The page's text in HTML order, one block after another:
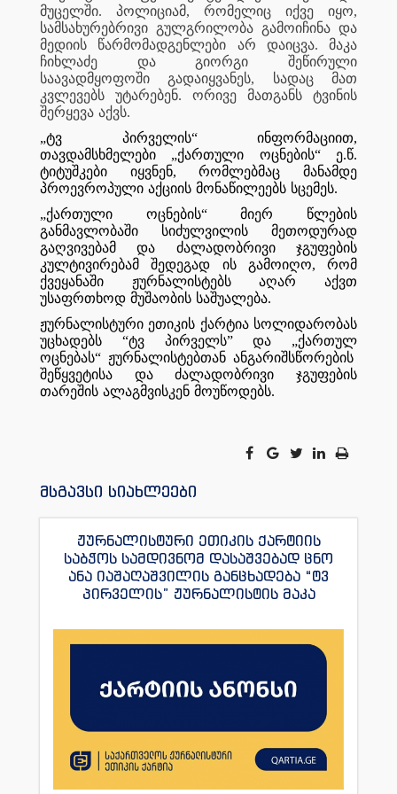
მუცელში. პოლიციამ, რომელიც იქვე იყო,
სამსახურებრივი გულგრილობა გამოიჩინა და
მედიის
წარმომადგენლები არ დაიცვა.
მაკა
ჩიხლაძე
და გიორგი
შეწირული
საავადმყოფოში
გადაიყვანეს, სადაც
მათ
კვლევებს
უტარებენ. ორივე მათგანს
ტვინის
შერყევა აქვს.
„ტვ პირველის“ ინფორმაციით,
თავდამსხმელები
„ქართული ოცნების“ ე.წ.
ტიტუშკები
იყვნენ, რომლებმაც
მანამდე
პროევროპული აქციის მონაწილეებს სცემეს.
„ქართული ოცნების“ მიერ
წლების
განმავლობაში
სიძულვილის
მეთოდურად
გაღვივებამ
და ძალადობრივი
ჯგუფების
კულტივირებამ
შედეგად ის გამოიღო,
რომ
ქვეყანაში
ჟურნალისტებს აღარ
აქვთ
უსაფრთხოდ მუშაობის საშუალება.
ჟურნალისტური ეთიკის ქარტია სოლიდარობას
უცხადებს
“ტვ პირველს” და „ქართულ
ოცნებას“ ჟურნალისტებთან ანგარიშსწორების
შეწყვეტისა
და ძალადობრივი
ჯგუფების
თარეშის ალაგმვისკენ მოუწოდებს.
მსგავსი სიახლეები
ჟურნალისტური ეთიკის ქარტიის
საბჭოს სამდივნომ დასაშვებად ცნო
ანა იაშაღაშვილის განცხადება “ტვ
პირველის” ჟურნალისტის მაკა